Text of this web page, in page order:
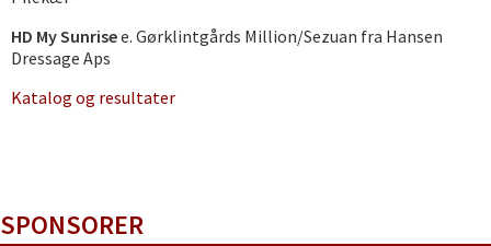
HD My Sunrisee. Gørklintgårds Million/Sezuan fra Hansen
Dressage Aps
Katalog og resultater
SPONSORER